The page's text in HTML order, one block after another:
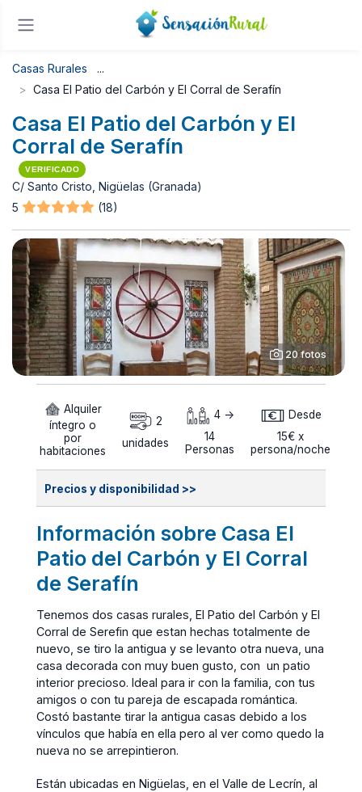
Casas Rurales
Casa El Patio del Carbón y El Corral de Serafín
Casa El Patio del Carbón y El
Corral de Serafín
VERIFICADO
C/ Santo Cristo, Nigüelas (Granada)
5
(18)
20 fotos
Alquiler
íntegro o
por
habitaciones
2
unidades
4 ->
14
Personas
Desde
15€ x
persona/noche
Precios y disponibilidad >>
Información sobre Casa El
Patio del Carbón y El Corral
de Serafín
Tenemos dos casas rurales, El Patio del Carbón y El
Corral de Serefin que estan hechas totalmente de
nuevo, se tiro la antigua y se levanto otra nueva, una
casa decorada con muy buen gusto, con un patio
interior precioso. Ideal para ir con la familia, con tus
amigos o con tu pareja de escapada romántica.
Costó bastante tirar la antigua casas debido a los
vínculos que había en ella pero al ver como quedo la
nueva no se arrepintieron.
Están ubicadas en Nigüelas, en el Valle de Lecrín, al